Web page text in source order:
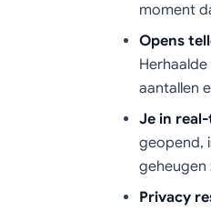
moment
Opens
aantallen
Je in
geopend,
geheugen
Privacy